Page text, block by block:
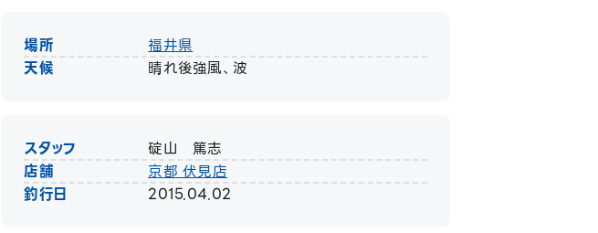
場所
福井県
天候
晴れ後強風、波
スタッフ
碇山 篤志
店舗
京都 伏見店
釣行日
2015.04.02